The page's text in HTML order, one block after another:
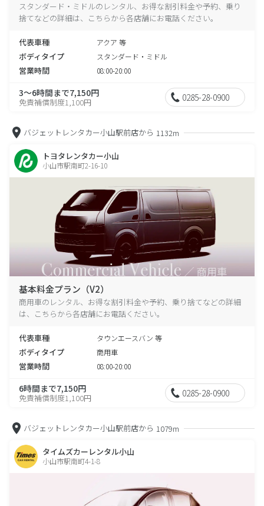
スタンダード・ミドルのレンタル、お得な割引料金や予約、乗り
捨てなどの詳細は、こちらから各店舗にお電話ください。
代表車種 アクア 等
ボディタイプ スタンダード・ミドル
営業時間 08:00-20:00
3～6時間まで7,150円
免責補償制度1,100円 0285-28-0900
バジェットレンタカー小山駅前店から 1132m
トヨタレンタカー小山
小山市駅南町2-16-10
基本料金プラン（V2）
商用車のレンタル、お得な割引料金や予約、乗り捨てなどの詳細
は、こちらから各店舗にお電話ください。
代表車種 タウンエースバン 等
ボディタイプ 商用車
営業時間 08:00-20:00
6時間まで7,150円
免責補償制度1,100円 0285-28-0900
バジェットレンタカー小山駅前店から 1079m
タイムズカーレンタル小山
小山市駅南町4-1-8